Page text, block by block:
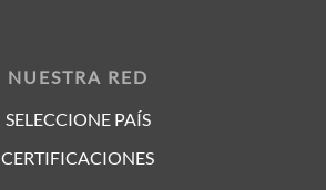
NUESTRA RED
SELECCIONE PAÍS
CERTIFICACIONES